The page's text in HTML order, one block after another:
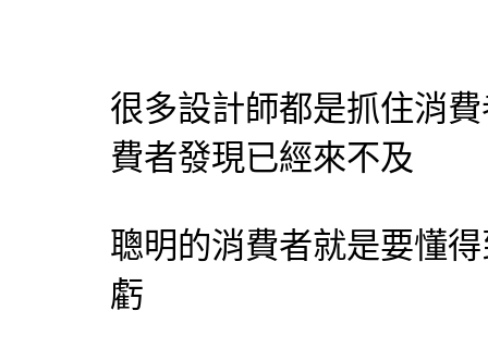
很多設計師都是抓住消
費者發現已經來不及
聰明的消費者就是要懂
虧